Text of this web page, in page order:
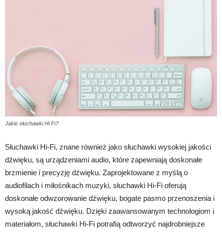
Jakie słuchawki Hi Fi?
Słuchawki Hi-Fi, znane również jako słuchawki wysokiej jakości
dźwięku, są urządzeniami audio, które zapewniają doskonałe
brzmienie i precyzję dźwięku. Zaprojektowane z myślą o
audiofilach i miłośnikach muzyki, słuchawki Hi-Fi oferują
doskonałe odwzorowanie dźwięku, bogate pasmo przenoszenia i
wysoką jakość dźwięku. Dzięki zaawansowanym technologiom i
materiałom, słuchawki Hi-Fi potrafią odtworzyć najdrobniejsze